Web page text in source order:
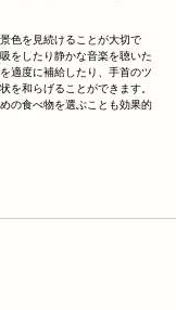
色を見続けることが大切で
をしたり静かな音楽を聴いた
適度に補給したり、手首のツ
を和らげることができます。
の食べ物を選ぶことも効果的